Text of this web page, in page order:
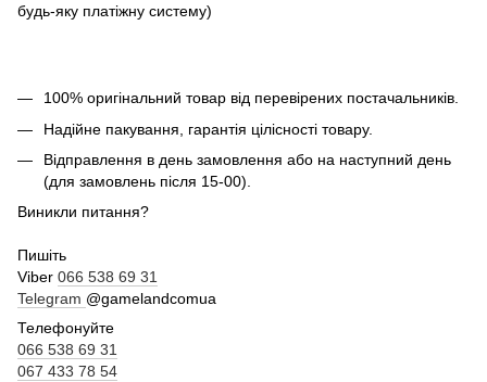
будь-яку платіжну систему)
100% оригінальний товар від перевірених постачальників.
Надійне пакування, гарантія цілісності товару.
Відправлення в день замовлення або на наступний день
(для замовлень після 15-00).
Виникли питання?
Пишіть
Viber 066 538 69 31
Telegram @gamelandcomua
Телефонуйте
066 538 69 31
067 433 78 54